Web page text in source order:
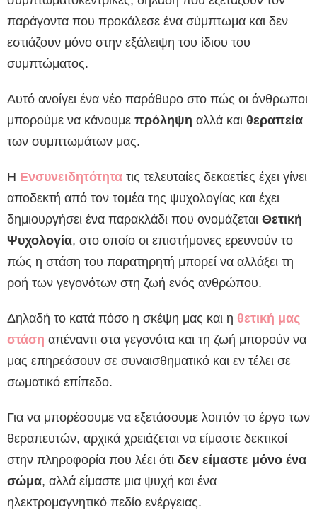
παράγοντα που προκάλεσε ένα σύμπτωμα και δεν
εστιάζουν μόνο στην εξάλειψη του ίδιου του
συμπτώματος.
Αυτό ανοίγει ένα νέο παράθυρο στο πώς οι άνθρωποι
μπορούμε να κάνουμε πρόληψη αλλά και θεραπεία
των συμπτωμάτων μας.
Η Ενσυνειδητότητα τις τελευταίες δεκαετίες έχει γίνει
αποδεκτή από τον τομέα της ψυχολογίας και έχει
δημιουργήσει ένα παρακλάδι που ονομάζεται Θετική
Ψυχολογία, στο οποίο οι επιστήμονες ερευνούν το
πώς η στάση του παρατηρητή μπορεί να αλλάξει τη
ροή των γεγονότων στη ζωή ενός ανθρώπου.
Δηλαδή το κατά πόσο η σκέψη μας και η θετική μας
στάση απέναντι στα γεγονότα και τη ζωή μπορούν να
μας επηρεάσουν σε συναισθηματικό και εν τέλει σε
σωματικό επίπεδο.
Για να μπορέσουμε να εξετάσουμε λοιπόν το έργο των
θεραπευτών, αρχικά χρειάζεται να είμαστε δεκτικοί
στην πληροφορία που λέει ότι δεν είμαστε μόνο ένα
σώμα, αλλά είμαστε μια ψυχή και ένα
ηλεκτρομαγνητικό πεδίο ενέργειας.